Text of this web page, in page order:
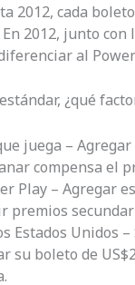
2012, cada
2012, junto
al
¿qué
juega –
compensa el
Play – Agregar
premios
Estados Unidos
su boleto de